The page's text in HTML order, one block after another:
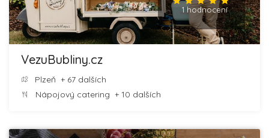
1 hodnocení
VezuBubliny.cz
Plzeň + 67 dalších
Nápojový catering + 10 dalších